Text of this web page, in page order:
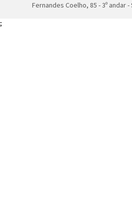
Fernandes Coelho, 85 - 3º andar
;